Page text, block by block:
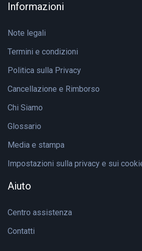
Informazioni
Note legali
Termini e condizioni
Politica sulla Privacy
Cancellazione e Rimborso
Chi Siamo
Glossario
Media e stampa
Impostazioni sulla privacy e sui
Aiuto
Centro assistenza
Contatti